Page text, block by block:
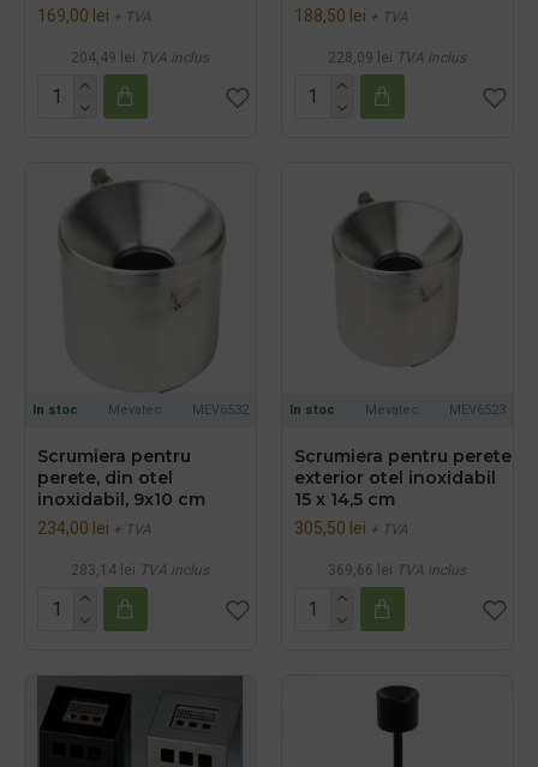
169,00 lei + TVA
204,49 lei TVA inclus
188,50 lei + TVA
228,09 lei TVA inclus
In stoc Mevatec MEV6532
Scrumiera pentru
perete, din otel
inoxidabil, 9x10 cm
234,00 lei + TVA
283,14 lei TVA inclus
In stoc Mevatec MEV6523
Scrumiera pentru perete
exterior otel inoxidabil
15 x 14,5 cm
305,50 lei + TVA
369,66 lei TVA inclus